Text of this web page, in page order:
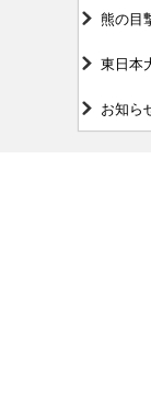
熊の目
東日本
お知ら